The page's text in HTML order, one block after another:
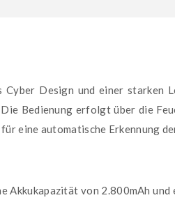
Cyber Design und einer
Bedienung erfolgt über die
eine automatische Erkennung
von 2.800mAh